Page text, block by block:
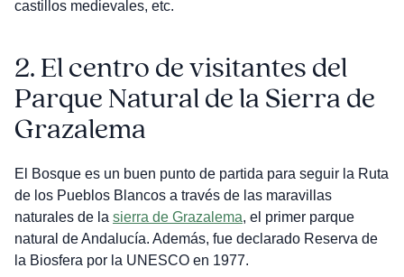
castillos medievales, etc.
2.El centro de visitantes del
Parque Natural de la Sierra de
Grazalema
El Bosque es un buen punto de partida para seguir la Ruta
de los Pueblos Blancos a través de las maravillas
naturales de la sierra de Grazalema, el primer parque
natural de Andalucía. Además, fue declarado Reserva de
la Biosfera por la UNESCO en 1977.